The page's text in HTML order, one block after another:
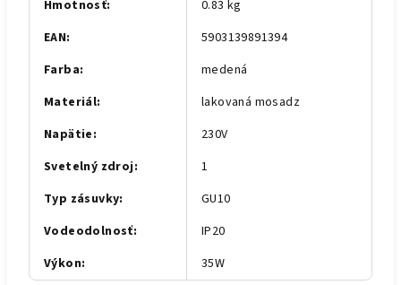
Hmotnosť:
0.83 kg
EAN:
5903139891394
Farba:
medená
Materiál:
lakovaná mosadz
Napätie:
230V
Svetelný zdroj:
1
Typ zásuvky:
GU10
Vodeodolnosť:
IP20
Výkon: 35W